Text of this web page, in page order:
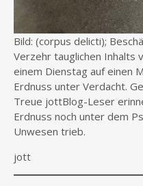
Bild: (corpus delicti);
Verzehr tauglichen Inhalts
einem Dienstag auf einen
Erdnuss unter Verdacht.
Treue jottBlog-Leser
Erdnuss noch unter dem
Unwesen trieb.
jott